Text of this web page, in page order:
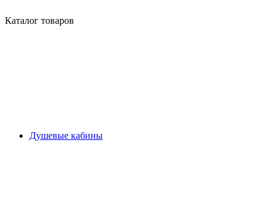
Каталог товаров
Душевые кабины